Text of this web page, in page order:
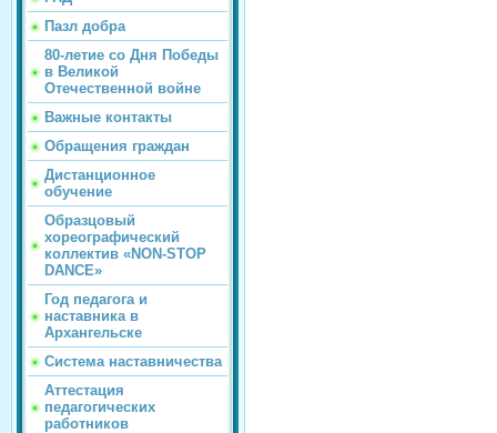
Пазл добра
80-летие со Дня Победы
в Великой
Отечественной войне
Важные контакты
Обращения граждан
Дистанционное
обучение
Образцовый
хореографический
коллектив «NON-STOP
DANCE»
Год педагога и
наставника в
Архангельске
Система наставничества
Аттестация
педагогических
работников